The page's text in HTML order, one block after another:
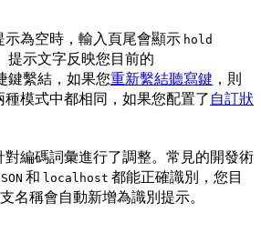
為空時，輸入頁尾會顯示 hold
提示文字反映您目前的
鍵繫結，如果您重新繫結聽寫鍵 ，則
模式中都相同，如果您配置了 自訂狀
編碼詞彙進行了調整。常見的開發術
和 localhost 都能正確識別，您目
名稱會自動新增為識別提示。